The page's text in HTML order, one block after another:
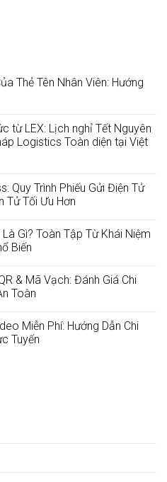
Thẻ Tên Nhân Viên: Hướng
từ LEX: Lịch nghỉ Tết Nguyên
Logistics Toàn diện tại Việt
Quy Trình Phiếu Gửi Điện Tử
Tử Tối Ưu Hơn
Gì? Toàn Tập Từ Khái Niệm
Biến
& Mã Vạch: Đánh Giá Chi
Toàn
Miễn Phí: Hướng Dẫn Chi
Tuyến